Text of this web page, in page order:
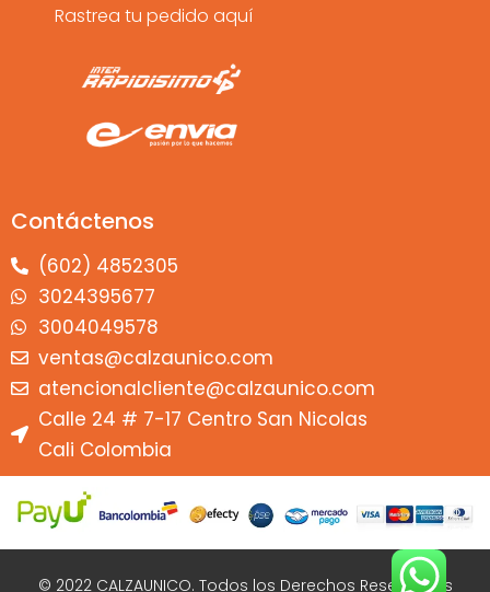
Rastrea tu pedido aquí
Contáctenos
(602) 4852305
3024395677
3004049578
ventas@calzaunico.com
atencionalcliente@calzaunico.com
Calle 24 # 7-17 Centro San Nicolas
Cali Colombia
© 2022 CALZAUNICO. Todos los Derechos Reservados